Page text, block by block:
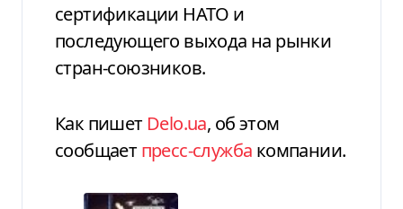
сертификации НАТО и
последующего выхода на рынки
стран-союзников.
Как пишет Delo.ua, об этом
сообщаетпресс-служба компании.